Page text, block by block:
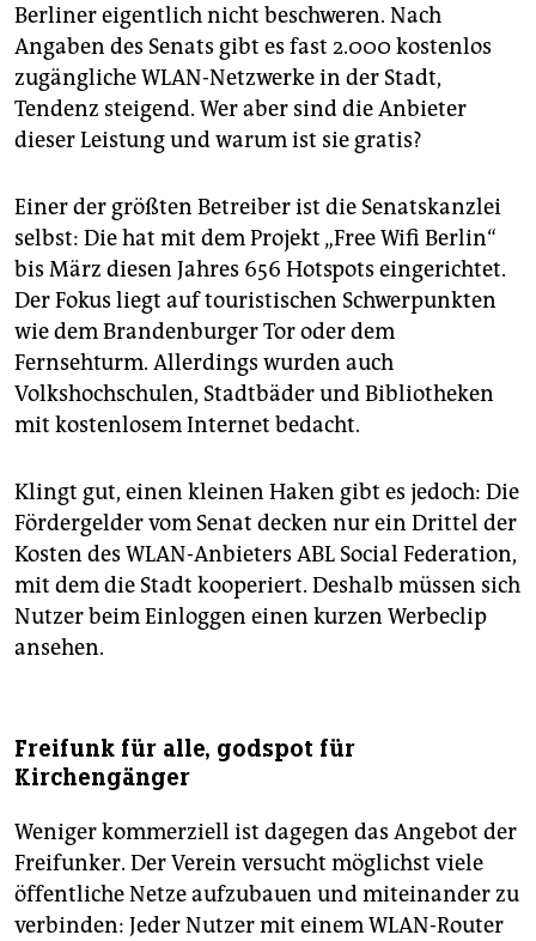
Berliner eigentlich nicht beschweren. Nach
Angaben des Senats gibt es fast 2.000 kostenlos
zugängliche WLAN-Netzwerke in der Stadt,
Tendenz steigend. Wer aber sind die Anbieter
dieser Leistung und warum ist sie gratis?
Einer der größten Betreiber ist die Senatskanzlei
selbst: Die hat mit dem Projekt „Free Wifi Berlin“
bis März diesen Jahres 656 Hotspots eingerichtet.
Der Fokus liegt auf touristischen Schwerpunkten
wie dem Brandenburger Tor oder dem
Fernsehturm. Allerdings wurden auch
Volkshochschulen, Stadtbäder und Bibliotheken
mit kostenlosem Internet bedacht.
Klingt gut, einen kleinen Haken gibt es jedoch: Die
Fördergelder vom Senat decken nur ein Drittel der
Kosten des WLAN-Anbieters ABL Social Federation,
mit dem die Stadt kooperiert. Deshalb müssen sich
Nutzer beim Einloggen einen kurzen Werbeclip
ansehen.
Freifunk für alle, godspot für
Kirchengänger
Weniger kommerziell ist dagegen das Angebot der
Freifunker. Der Verein versucht möglichst viele
öffentliche Netze aufzubauen und miteinander zu
verbinden: Jeder Nutzer mit einem WLAN-Router